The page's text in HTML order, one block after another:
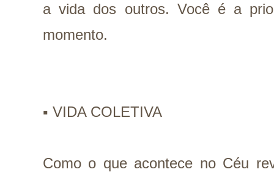
a vida dos outros. Você é a
momento.
▪️ VIDA COLETIVA
Como o que acontece no Céu